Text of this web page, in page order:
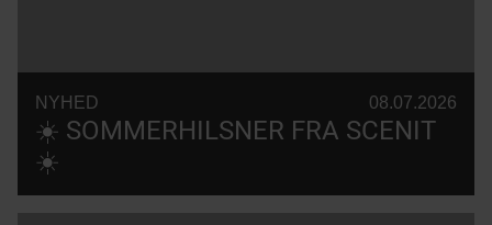
NYHED 08.07.2026
☀️ SOMMERHILSNER FRA SCENIT
☀️